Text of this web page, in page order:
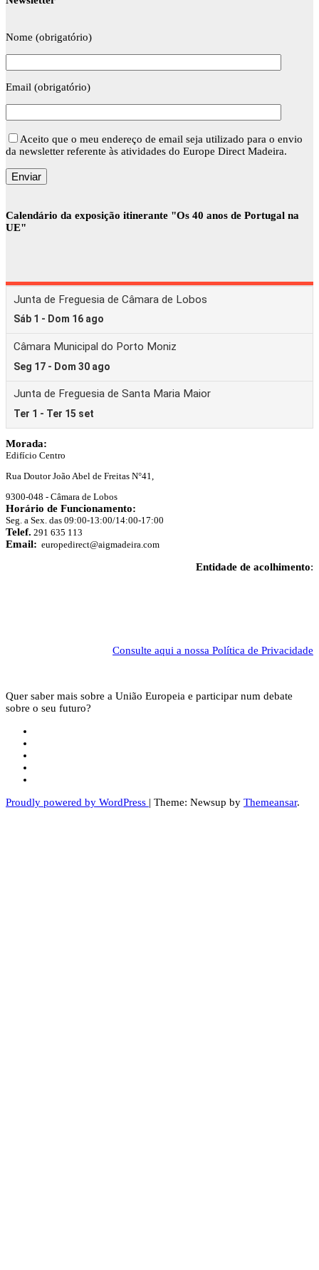
Nome (obrigatório)
Email (obrigatório)
Aceito que o meu endereço de email seja utilizado para o envio
da newsletter referente às atividades do Europe Direct Madeira.
Calendário da exposição itinerante "Os 40 anos de Portugal na
UE"
Morada:
Edifício Centro
Rua Doutor João Abel de Freitas N°41,
9300-048 - Câmara de Lobos
Horário de Funcionamento:
Seg. a Sex. das 09:00-13:00/14:00-17:00
Telef. 291 635 113
Email: europedirect@aigmadeira.com
Entidade de acolhimento:
Consulte aqui a nossa Política de Privacidade
Quer saber mais sobre a União Europeia e participar num debate
sobre o seu futuro?
Proudly powered by WordPress | Theme: Newsup by Themeansar.